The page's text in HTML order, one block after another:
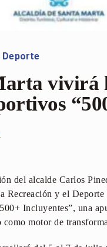
Deporte
vivirá
del alcalde Carlos
Recreación y el
Incluyentes”, una
como motor de